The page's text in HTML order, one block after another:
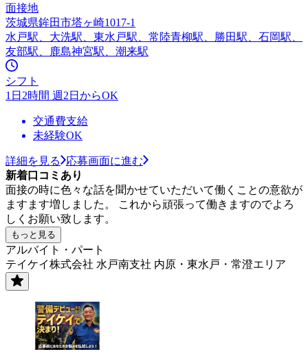
面接地
茨城県鉾田市塔ヶ崎1017-1
水戸駅、大洗駅、東水戸駅、常陸青柳駅、勝田駅、石岡駅、
友部駅、鹿島神宮駅、潮来駅
シフト
1日2時間 週2日からOK
交通費支給
未経験OK
詳細を見る
応募画面に進む
新着口コミあり
面接の時に色々な話を聞かせていただいて働くことの意欲が
ますます増しました。 これから頑張って働きますのでよろ
しくお願い致します。
もっと見る
アルバイト・パート
テイケイ株式会社 水戸南支社 内原・東水戸・常澄エリア